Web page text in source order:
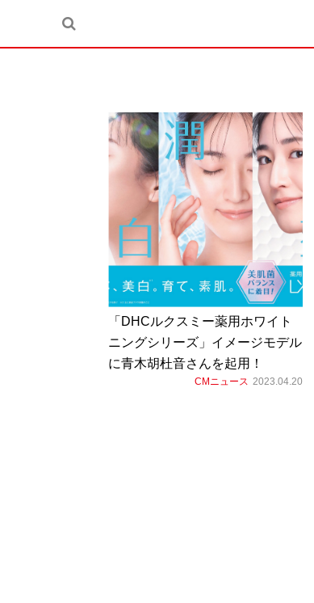
「DHCルクスミー薬用ホワイト
ニングシリーズ」イメージモデル
に青木胡杜音さんを起用！
CMニュース 2023.04.20